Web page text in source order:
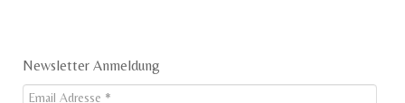
Newsletter Anmeldung